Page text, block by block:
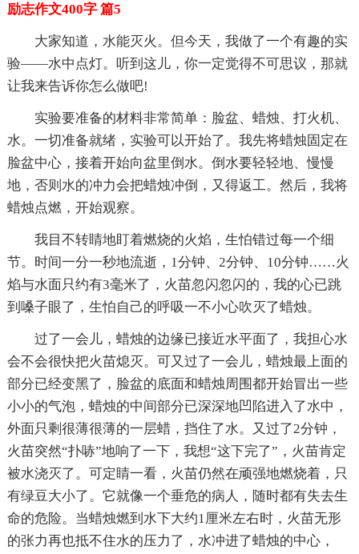
励志作文400字 篇5
大家知道，水能灭火。但今天，我做了一个有趣的实
验——水中点灯。听到这儿，你一定觉得不可思议，那就
让我来告诉你怎么做吧!
实验要准备的材料非常简单：脸盆、蜡烛、打火机、
水。一切准备就绪，实验可以开始了。我先将蜡烛固定在
脸盆中心，接着开始向盆里倒水。倒水要轻轻地、慢慢
地，否则水的冲力会把蜡烛冲倒，又得返工。然后，我将
蜡烛点燃，开始观察。
我目不转睛地盯着燃烧的火焰，生怕错过每一个细
节。时间一分一秒地流逝，1分钟、2分钟、10分钟……火
焰与水面只约有3毫米了，火苗忽闪忽闪的，我的心已跳
到嗓子眼了，生怕自己的呼吸一不小心吹灭了蜡烛。
过了一会儿，蜡烛的边缘已接近水平面了，我担心水
会不会很快把火苗熄灭。可又过了一会儿，蜡烛最上面的
部分已经变黑了，脸盆的底面和蜡烛周围都开始冒出一些
小小的气泡，蜡烛的中间部分已深深地凹陷进入了水中，
外面只剩很薄很薄的一层蜡，挡住了水。又过了2分钟，
火苗突然“扑哧”地响了一下，我想“这下完了”，火苗肯定
被水浇灭了。可定睛一看，火苗仍然在顽强地燃烧着，只
有绿豆大小了。它就像一个垂危的病人，随时都有失去生
命的危险。当蜡烛燃到水下大约1厘米左右时，火苗无形
的张力再也抵不住水的压力了，水冲进了蜡烛的中心，